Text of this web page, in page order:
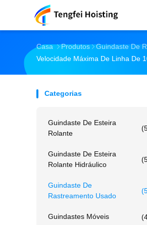
Casa Produtos Guindaste De
Velocidade Máxima De Linha De
Categorias
Guindaste De Esteira
Rolante
Guindaste De Esteira
Rolante Hidráulico
Guindaste De
Rastreamento Usado
Guindastes Móveis